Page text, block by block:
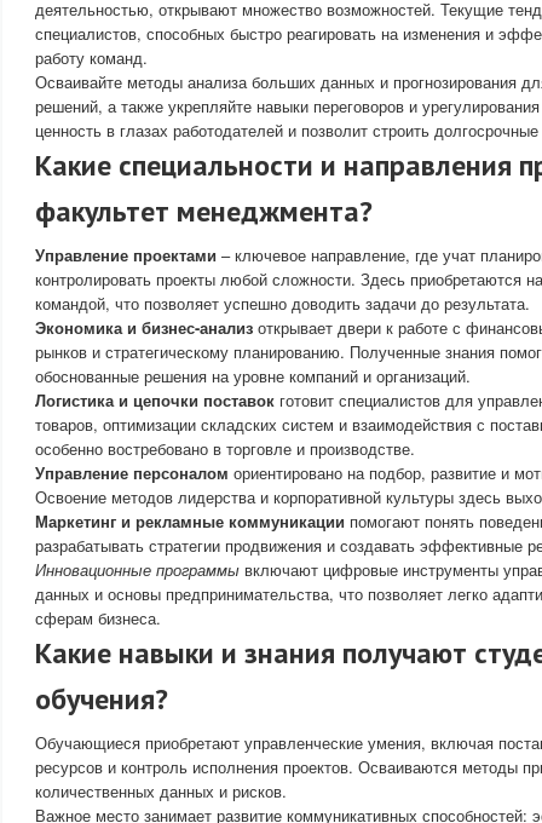
деятельностью, открывают множество возможностей. Текущие
специалистов, способных быстро реагировать на изменения и
работу команд.
Осваивайте методы анализа больших данных и прогнозирования
решений, а также укрепляйте навыки переговоров и
ценность в глазах работодателей и позволит строить
Какие специальности и направления
факультет менеджмента?
Управление проектами – ключевое направление, где учат
контролировать проекты любой сложности. Здесь приобретаются
командой, что позволяет успешно доводить задачи до результата.
Экономика и бизнес-анализ открывает двери к работе с
рынков и стратегическому планированию. Полученные знания
обоснованные решения на уровне компаний и организаций.
Логистика и цепочки поставок готовит специалистов для
товаров, оптимизации складских систем и взаимодействия с
особенно востребовано в торговле и производстве.
Управление персоналом ориентировано на подбор, развитие и
Освоение методов лидерства и корпоративной культуры здесь
Маркетинг и рекламные коммуникации помогают понять
разрабатывать стратегии продвижения и создавать эффективные
Инновационные программы включают цифровые инструменты
данных и основы предпринимательства, что позволяет легко
сферам бизнеса.
Какие навыки и знания получают
обучения?
Обучающиеся приобретают управленческие умения, включая
ресурсов и контроль исполнения проектов. Осваиваются методы
количественных данных и рисков.
Важное место занимает развитие коммуникативных способностей: